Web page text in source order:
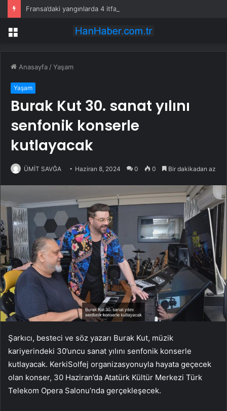
Fransa’daki yangınlarda 4 itfaiye eri hayatını kaybetti
Menü
Anasayfa /Yaşam
Yaşam
Burak Kut 30. sanat yılını
senfonik konserle
kutlayacak
ÜMİT SAVĞA Haziran 8, 2024 0 0 Bir dakikadan az
Şarkıcı, besteci ve söz yazarı Burak Kut, müzik
kariyerindeki 30’uncu sanat yılını senfonik konserle
kutlayacak. KerkiSolfej organizasyonuyla hayata geçecek
olan konser, 30 Haziran’da Atatürk Kültür Merkezi Türk
Telekom Opera Salonu’nda gerçekleşecek.